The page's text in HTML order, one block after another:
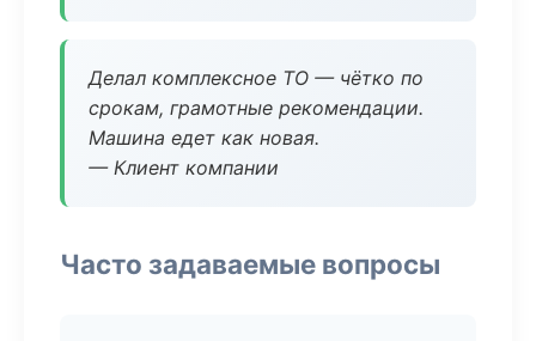
Делал комплексное ТО — чётко по
срокам, грамотные рекомендации.
Машина едет как новая.
— Клиент компании
Часто задаваемые вопросы